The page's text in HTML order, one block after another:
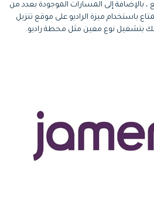
بالإضافة إلى المسارات الموجودة بعدد من
باستخدام ميزة الراديو على موقع تنزيل
بتشغيل نوع معين مثل محطة راديو.